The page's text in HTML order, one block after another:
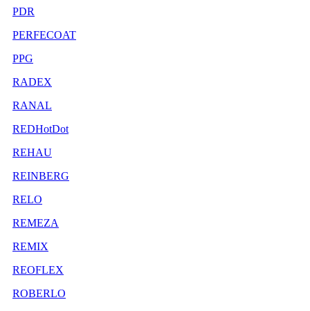
PDR
PERFECOAT
PPG
RADEX
RANAL
REDHotDot
REHAU
REINBERG
RELO
REMEZA
REMIX
REOFLEX
ROBERLO